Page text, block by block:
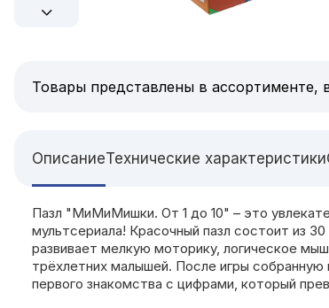
Товары представлены в ассортименте,
ОписаниеТехнические характеристики
Пазл "МиМиМишки. От 1 до 10" – это
мультсериала! Красочный пазл состоит из
развивает мелкую моторику, логическое
трёхлетних малышей. После игры собранную
первого знакомства с цифрами, который